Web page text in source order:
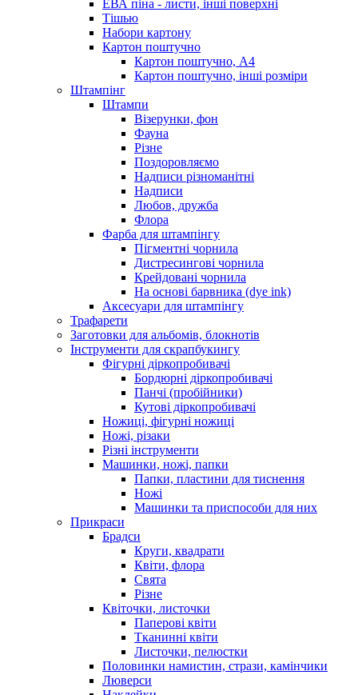
ЕВА піна - листи, інші поверхні
Тішью
Набори картону
Картон поштучно
Картон поштучно, А4
Картон поштучно, інші розміри
Штампінг
Штампи
Візерунки, фон
Фауна
Різне
Поздоровляємо
Надписи різноманітні
Надписи
Любов, дружба
Флора
Фарба для штампінгу
Пігментні чорнила
Дистресингові чорнила
Крейдовані чорнила
На основі барвника (dye ink)
Аксесуари для штампінгу
Трафарети
Заготовки для альбомів, блокнотів
Інструменти для скрапбукингу
Фігурні діркопробивачі
Бордюрні діркопробивачі
Панчі (пробійники)
Кутові діркопробивачі
Ножиці, фігурні ножиці
Ножі, різаки
Різні інструменти
Машинки, ножі, папки
Папки, пластини для тиснення
Ножі
Машинки та приспособи для них
Прикраси
Брадси
Круги, квадрати
Квіти, флора
Свята
Різне
Квіточки, листочки
Паперові квіти
Тканинні квіти
Листочки, пелюстки
Половинки намистин, стрази, камінчики
Люверси